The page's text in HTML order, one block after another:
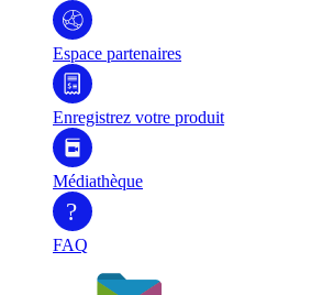
Espace partenaires
Enregistrez votre produit
Médiathèque
?
FAQ